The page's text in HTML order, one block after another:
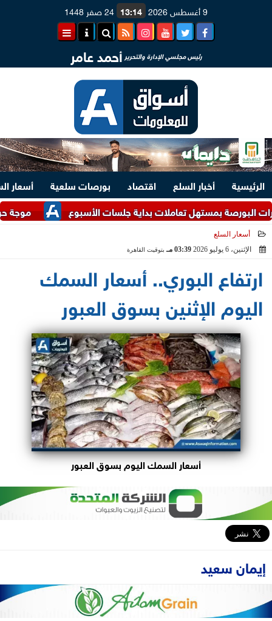
9 أغسطس 2026 13:14 24 صفر 1448
رئيس مجلسي الإدارة والتحرير أحمد عامر
الرئيسية أخبار السلع اقتصاد بورصات سلعية
أسعار
موجة حر غير
تعاملات بداية جلسات الأسبوع
أسعار السلع
الإثنين، 6 يوليو 2026
03:39 مـ بتوقيت القاهرة
ارتفاع البوري.. أسعار السمك
اليوم الإثنين بسوق العبور
أسعار السمك اليوم بسوق العبور
إيمان سعيد